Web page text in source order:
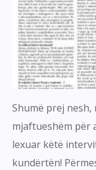
Shumë prej nesh,
mjaftueshëm për
lexuar këtë
kundërtën!